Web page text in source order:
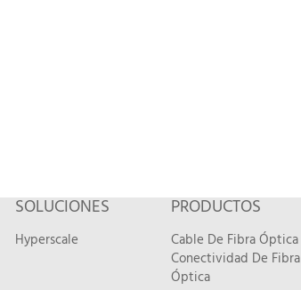
SOLUCIONES
Hyperscale
PRODUCTOS
Cable De Fibra Óptica
Conectividad De Fibra
Óptica